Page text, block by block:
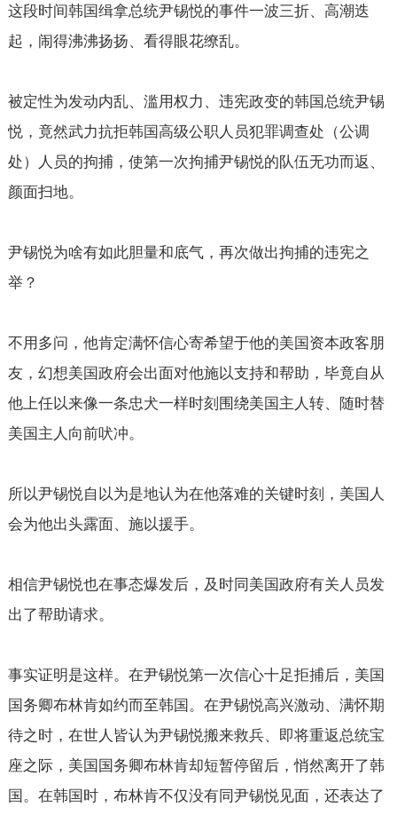
这段时间韩国缉拿总统尹锡悦的事件一波三折、高潮迭
起，闹得沸沸扬扬、看得眼花缭乱。
被定性为发动内乱、滥用权力、违宪政变的韩国总统尹锡
悦，竟然武力抗拒韩国高级公职人员犯罪调查处（公调
处）人员的拘捕，使第一次拘捕尹锡悦的队伍无功而返、
颜面扫地。
尹锡悦为啥有如此胆量和底气，再次做出拘捕的违宪之
举？
不用多问，他肯定满怀信心寄希望于他的美国资本政客朋
友，幻想美国政府会出面对他施以支持和帮助，毕竟自从
他上任以来像一条忠犬一样时刻围绕美国主人转、随时替
美国主人向前吠冲。
所以尹锡悦自以为是地认为在他落难的关键时刻，美国人
会为他出头露面、施以援手。
相信尹锡悦也在事态爆发后，及时同美国政府有关人员发
出了帮助请求。
事实证明是这样。在尹锡悦第一次信心十足拒捕后，美国
国务卿布林肯如约而至韩国。在尹锡悦高兴激动、满怀期
待之时，在世人皆认为尹锡悦搬来救兵、即将重返总统宝
座之际，美国国务卿布林肯却短暂停留后，悄然离开了韩
国。在韩国时，布林肯不仅没有同尹锡悦见面，还表达了